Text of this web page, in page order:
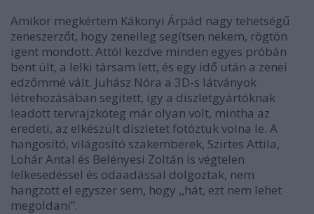
Amikor megkértem Kákonyi Árpád nagy tehetségű
zeneszerzőt, hogy zeneileg segítsen nekem, rögtön
igent mondott. Attól kezdve minden egyes próbán
bent ült, a lelki társam lett, és egy idő után a zenei
edzőmmé vált. Juhász Nóra a 3D-s látványok
létrehozásában segített, így a díszletgyártóknak
leadott tervrajzköteg már olyan volt, mintha az
eredeti, az elkészült díszletet fotóztuk volna le. A
hangosító, világosító szakemberek, Szirtes Attila,
Lohár Antal és Belényesi Zoltán is végtelen
lelkesedéssel és odaadással dolgoztak, nem
hangzott el egyszer sem, hogy ,,hát, ezt nem lehet
megoldani”.